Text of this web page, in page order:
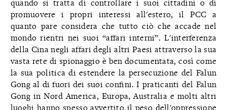
quando si tratta di controllare i suoi cittadini o di
promuovere i propri interessi all'estero, il PCC a
quanto pare considera che tutto ciò che accade nel
mondo rientri nei suoi “affari interni”. L'interferenza
della Cina negli affari degli altri Paesi attraverso la sua
vasta rete di spionaggio è ben documentata, così come
la sua politica di estendere la persecuzione del Falun
Gong al di fuori dei suoi confini. I praticanti del Falun
Gong in Nord America, Europa, Australia e molti altri
luoghi hanno spesso avvertito il peso dell'oppressione